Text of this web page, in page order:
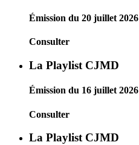
Émission du 20 juillet 2026
Consulter
La Playlist CJMD
Émission du 16 juillet 2026
Consulter
La Playlist CJMD